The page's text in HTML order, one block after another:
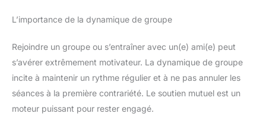
L’importance de la dynamique de groupe
Rejoindre un groupe ou s’entraîner avec un(e) ami(e) peut
s’avérer extrêmement motivateur. La dynamique de groupe
incite à maintenir un rythme régulier et à ne pas annuler les
séances à la première contrariété. Le soutien mutuel est un
moteur puissant pour rester engagé.